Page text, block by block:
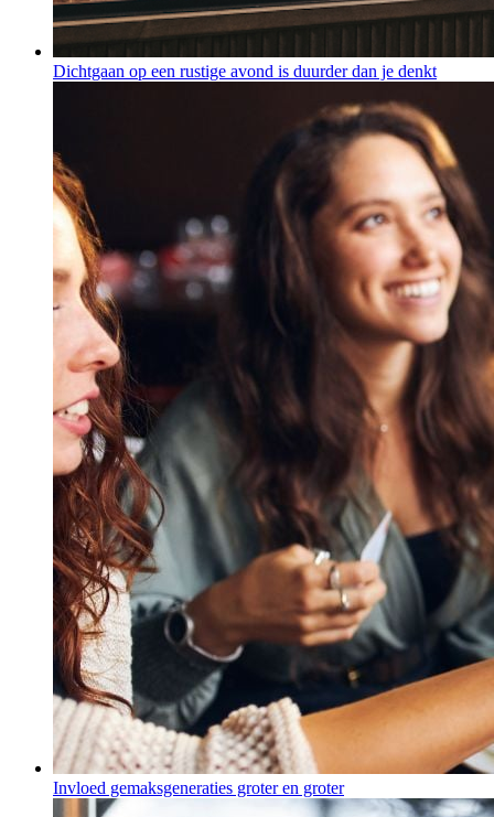
Dichtgaan op een rustige avond is duurder dan je denkt
Invloed gemaksgeneraties groter en groter